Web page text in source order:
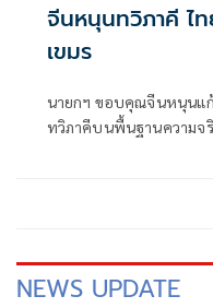
จีนหนุนทวิภาคี ไทยกังวลข่าว! มอบรถถัง
เขมร
นายกฯ ขอบคุณจีนหนุนแ
ทวิภาคีบนพื้นฐานความจริ
NEWS UPDATE